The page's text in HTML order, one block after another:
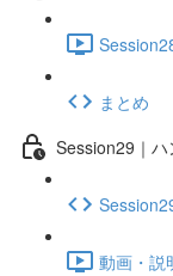
まとめ
Session29｜
動画・説